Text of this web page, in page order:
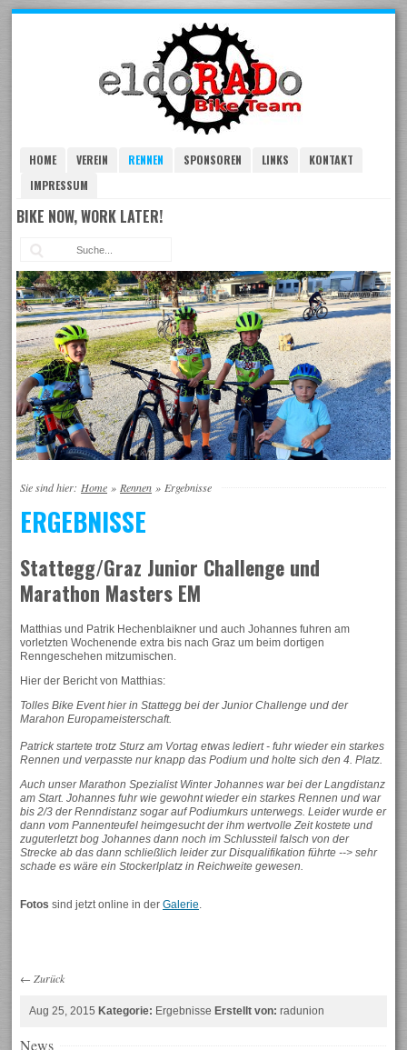
HOME VEREIN RENNEN SPONSOREN LINKS
KONTAKT
IMPRESSUM
BIKE NOW, WORK LATER!
Sie sind hier: Home » Rennen » Ergebnisse
ERGEBNISSE
Stattegg/Graz Junior Challenge und
Marathon Masters EM
Matthias und Patrik Hechenblaikner und auch Johannes fuhren am
vorletzten Wochenende extra bis nach Graz um beim dortigen
Renngeschehen mitzumischen.
Hier der Bericht von Matthias:
Tolles Bike Event hier in Stattegg bei der Junior Challenge und der
Marahon Europameisterschaft.
Patrick startete trotz Sturz am Vortag etwas lediert - fuhr wieder ein starkes
Rennen und verpasste nur knapp das Podium und holte sich den 4. Platz.
Auch unser Marathon Spezialist Winter Johannes war bei der Langdistanz
am Start. Johannes fuhr wie gewohnt wieder ein starkes Rennen und war
bis 2/3 der Renndistanzsogar auf Podiumkurs unterwegs. Leider wurde er
dann vom Pannenteufel heimgesucht der ihm wertvolle Zeit kostete und
zuguterletzt bog Johannes dann noch im Schlussteil falsch von der
Strecke ab das dann schließlich leider zur Disqualifikation führte --> sehr
schade es wäre ein Stockerlplatz in Reichweite gewesen.
Fotos sind jetzt online in derGalerie
← Zurück
Aug 25, 2015Kategorie: ErgebnisseErstellt von: radunion
News